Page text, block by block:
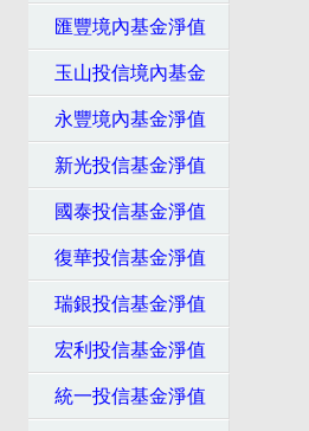
匯豐境內基金淨值
玉山投信境內基金
永豐境內基金淨值
新光投信基金淨值
國泰投信基金淨值
復華投信基金淨值
瑞銀投信基金淨值
宏利投信基金淨值
統一投信基金淨值